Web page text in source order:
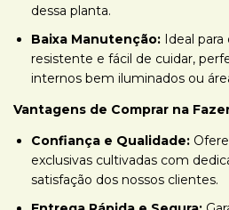
dessa planta.
Baixa Manutenção: Ideal
resistente e fácil de cuidar,
internos bem iluminados ou
Vantagens de Comprar na
Confiança e Qualidade:
exclusivas cultivadas com
satisfação dos nossos clientes.